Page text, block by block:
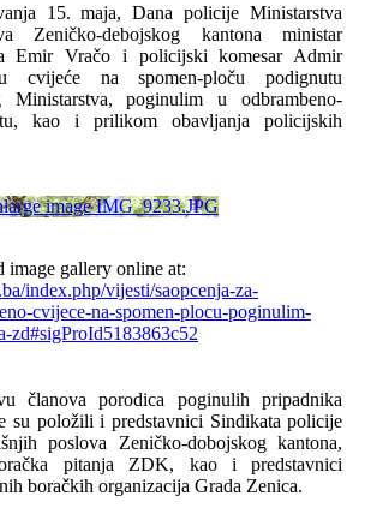
15. maja, Dana policije Ministarstva
Zeničko-debojskog kantona ministar
Emir Vračo i policijski komesar Admir
cvijeće na spomen-ploču podignutu
Ministarstva, poginulim u odbrambeno-
kao i prilikom obavljanja policijskih
image gallery online at:
index.php/vijesti/saopcenja-za-
cvijece-na-spomen-plocu-poginulim-
zd#sigProId5183863c52
članova porodica poginulih pripadnika
su položili i predstavnici Sindikata policije
poslova Zeničko-dobojskog kantona,
pitanja ZDK, kao i predstavnici
boračkih organizacija Grada Zenica.